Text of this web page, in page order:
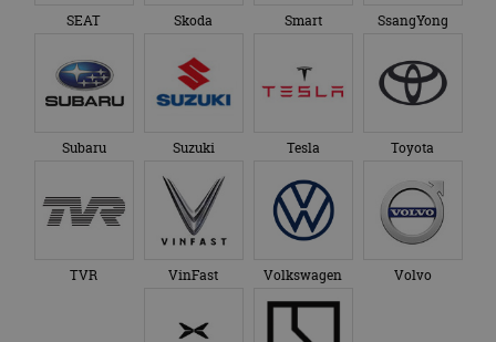
SEAT Skoda Smart SsangYong
Subaru Suzuki Tesla Toyota
TVR VinFast Volkswagen Volvo